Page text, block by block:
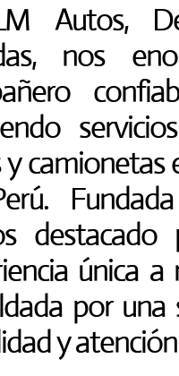
Autos,
nos
camionetas
única a
por una
y